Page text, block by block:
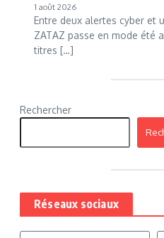
1 août 2026
Entre deux alertes cyber et
ZATAZ passe en mode été
titres […]
Rechercher
Réseaux sociaux